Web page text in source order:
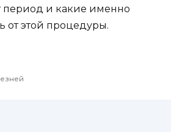
период и какие именно
от этой процедуры.